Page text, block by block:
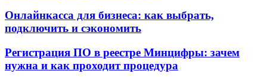
Онлайнкасса для бизнеса: как выбрать,
подключить и сэкономить
Регистрация ПО в реестре Минцифры: зачем
нужна и как проходит процедура